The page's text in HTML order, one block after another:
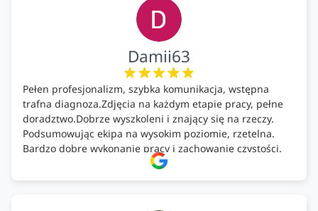
Damii63
Pełen profesjonalizm, szybka komunikacja, wstępna
trafna diagnoza.Zdjęcia na każdym etapie pracy, pełne
doradztwo.Dobrze wyszkoleni i znający się na rzeczy.
Podsumowując ekipa na wysokim poziomie, rzetelna.
Bardzo dobre wykonanie pracy i zachowanie czystości.